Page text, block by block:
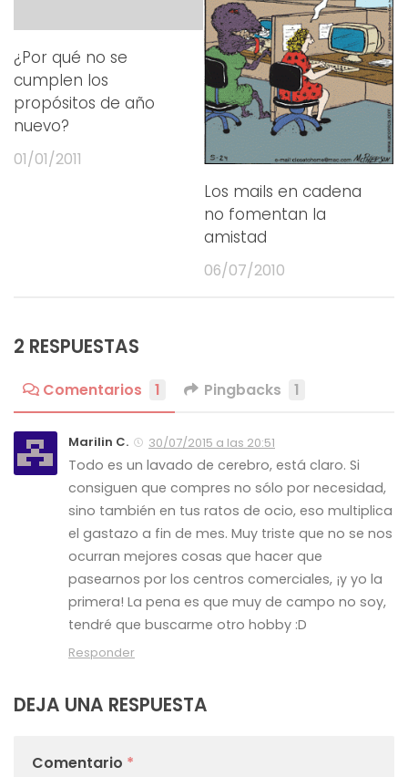
¿Por qué no se
cumplen los
propósitos de año
nuevo?
01/01/2011
Los mails en cadena
no fomentan la
amistad
06/07/2010
2 RESPUESTAS
Comentarios 1 Pingbacks 1
Marilin C. 30/07/2015 a las 20:51
Todo es un lavado de cerebro, está claro. Si
consiguen que compres no sólo por necesidad,
sino también en tus ratos de ocio, eso multiplica
el gastazo a fin de mes. Muy triste que no se nos
ocurran mejores cosas que hacer que
pasearnos por los centros comerciales, ¡y yo la
primera! La pena es que muy de campo no soy,
tendré que buscarme otro hobby :D
Responder
DEJA UNA RESPUESTA
Comentario *